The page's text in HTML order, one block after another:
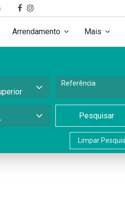
Arrendamento Mais
Referência
Pesquisar
Limpar